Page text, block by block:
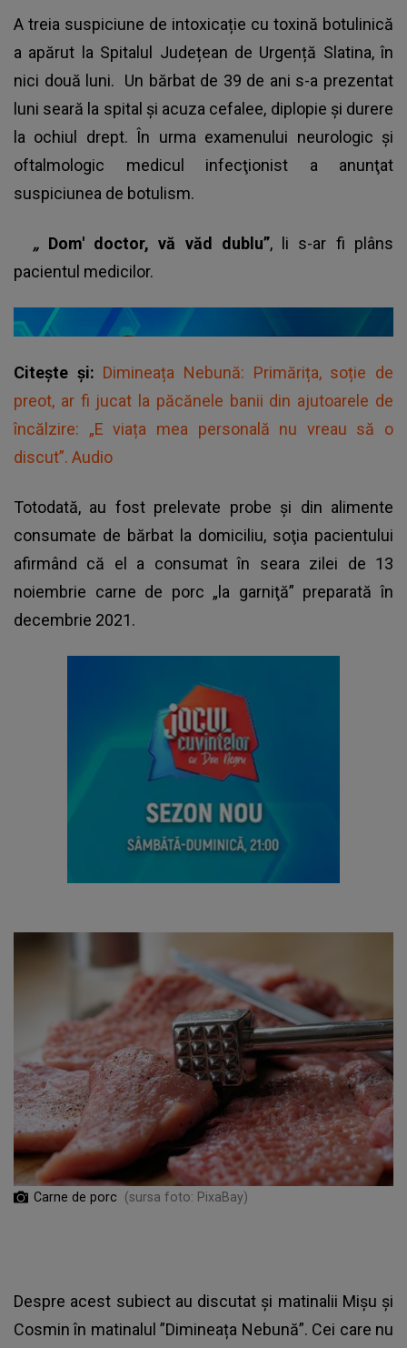
A treia suspiciune de intoxicație cu toxină botulinică
a apărut la Spitalul Județean de Urgență Slatina, în
nici două luni. Un bărbat de 39 de ani s-a prezentat
luni seară la spital şi acuza cefalee, diplopie şi durere
la ochiul drept. În urma examenului neurologic şi
oftalmologic medicul infecţionist a anunţat
suspiciunea de botulism.
„ Dom' doctor, vă văd dublu”, li s-ar fi plâns
pacientul medicilor.
Citește și: Dimineața Nebună: Primărița, soție de
preot, ar fi jucat la păcănele banii din ajutoarele de
încălzire: „E viața mea personală nu vreau să o
discut”. Audio
Totodată, au fost prelevate probe şi din alimente
consumate de bărbat la domiciliu, soţia pacientului
afirmând că el a consumat în seara zilei de 13
noiembrie carne de porc „la garniţă” preparată în
decembrie 2021.
Carne de porc (sursa foto: PixaBay)
Despre acest subiect au discutat și matinalii Mișu și
Cosmin în matinalul ”Dimineața Nebună”. Cei care nu